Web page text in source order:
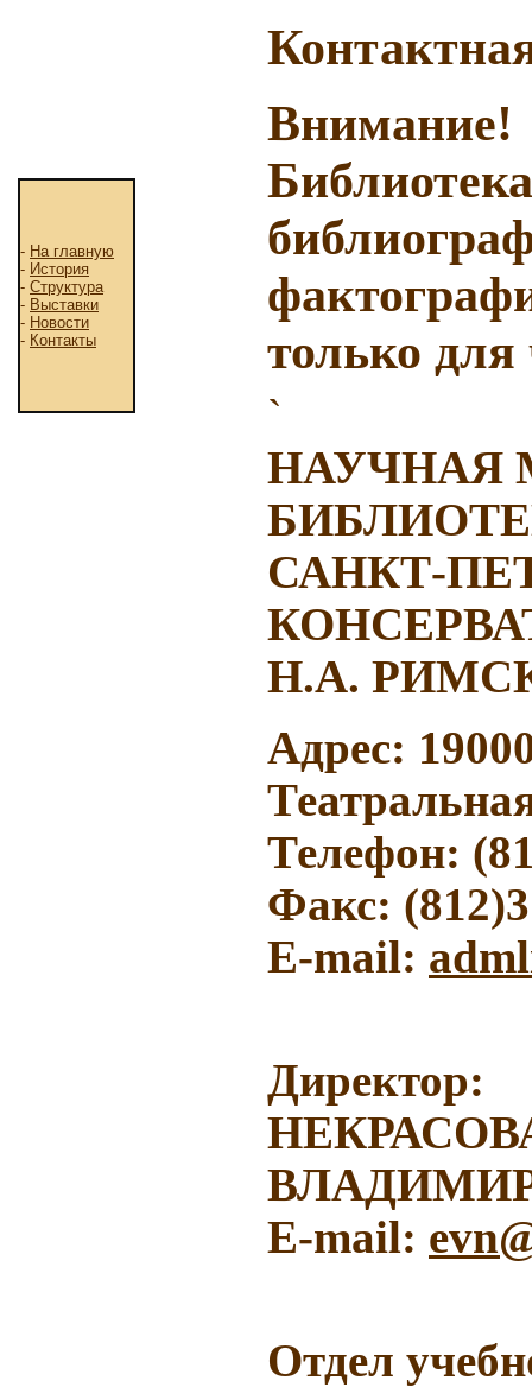
Внимание!
только
- На главную
- История
- Структура
- Выставки
- Новости
- Контакты
`
НАУЧНАЯ
САНКТ-
Н.А.
Адрес:
Телефон:
Факс: (812)
E-mail:
Директор:
E-mail:
Отдел